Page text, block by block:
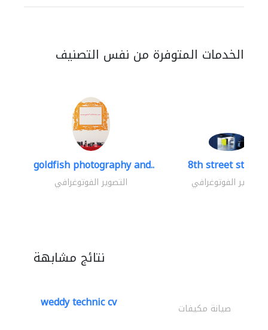
الخدمات المتوفرة من نفس التصنيف
goldfish photography and..
التصوير الفوتوغرافي
8th street studios
التصوير الفوتوغرافي
نتائج مشابهة
weddy technic cv صيانة مكيفات